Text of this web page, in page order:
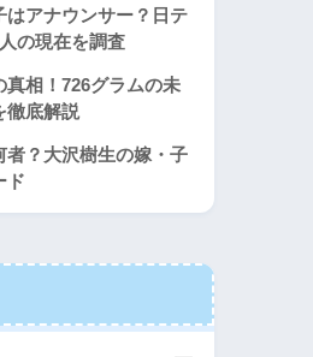
アナウンサー？日テ
の現在を調査
相！726グラムの未
徹底解説
者？大沢樹生の嫁・子
ド